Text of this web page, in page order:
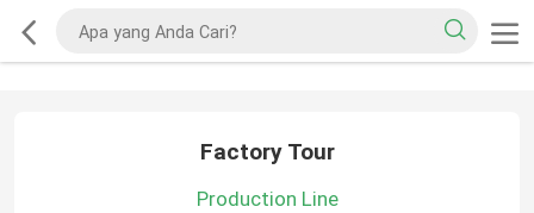
Factory Tour
Production Line